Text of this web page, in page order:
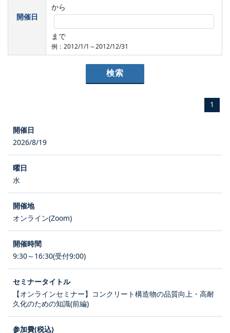
開催日
から
まで
例：2012/1/1～2012/12/31
1
2026/8/19
水
オンライン(Zoom)
9:30～16:30(受付9:00)
【オンラインセミナー】コンクリート構造物の品質向上・高耐
久化のための知識(前編)